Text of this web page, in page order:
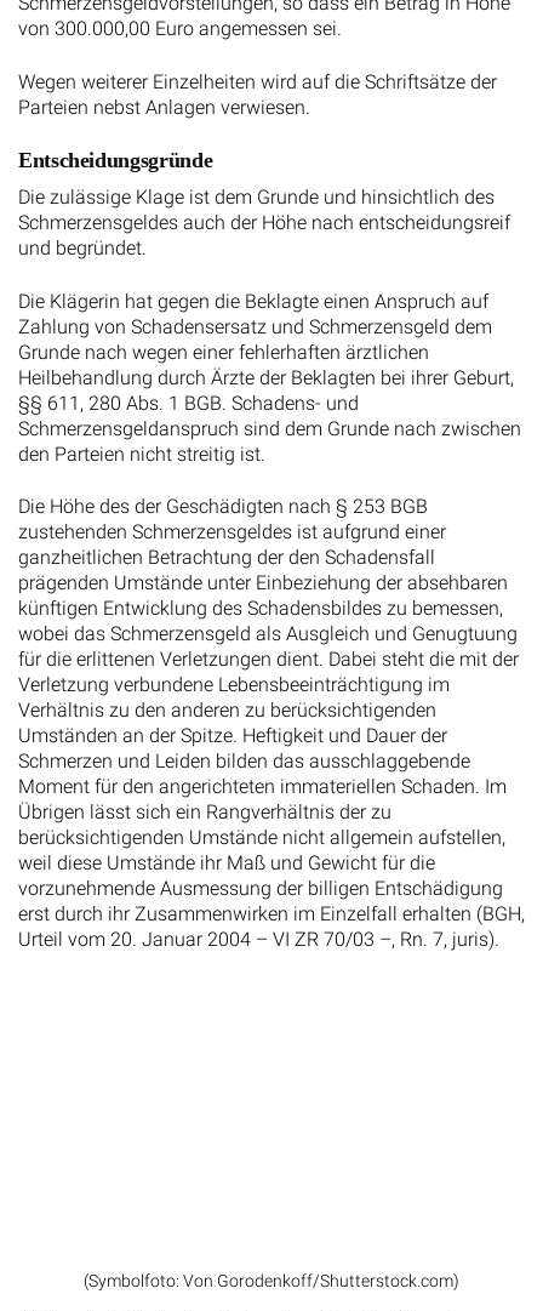
von 300.000,00 Euro angemessen sei.
Wegen weiterer Einzelheiten wird auf die Schriftsätze der
Parteien nebst Anlagen verwiesen.
Entscheidungsgründe
Die zulässige Klage ist dem Grunde und hinsichtlich des
Schmerzensgeldes auch der Höhe nach entscheidungsreif
und begründet.
Die Klägerin hat gegen die Beklagte einen Anspruch auf
Zahlung von Schadensersatz und Schmerzensgeld dem
Grunde nach wegen einer fehlerhaften ärztlichen
Heilbehandlung durch Ärzte der Beklagten bei ihrer Geburt,
§§ 611, 280 Abs. 1 BGB. Schadens- und
Schmerzensgeldanspruch sind dem Grunde nach zwischen
den Parteien nicht streitig ist.
Die Höhe des der Geschädigten nach § 253 BGB
zustehenden Schmerzensgeldes ist aufgrund einer
ganzheitlichen Betrachtung der den Schadensfall
prägenden Umstände unter Einbeziehung der absehbaren
künftigen Entwicklung des Schadensbildes zu bemessen,
wobei das Schmerzensgeld als Ausgleich und Genugtuung
für die erlittenen Verletzungen dient. Dabei steht die mit der
Verletzung verbundene Lebensbeeinträchtigung im
Verhältnis zu den anderen zu berücksichtigenden
Umständen an der Spitze. Heftigkeit und Dauer der
Schmerzen und Leiden bilden das ausschlaggebende
Moment für den angerichteten immateriellen Schaden. Im
Übrigen lässt sich ein Rangverhältnis der zu
berücksichtigenden Umstände nicht allgemein aufstellen,
weil diese Umstände ihr Maß und Gewicht für die
vorzunehmende Ausmessung der billigen Entschädigung
erst durch ihr Zusammenwirken im Einzelfall erhalten (BGH,
Urteil vom 20. Januar 2004 – VI ZR 70/03 –, Rn. 7, juris).
(Symbolfoto: Von Gorodenkoff/Shutterstock.com)